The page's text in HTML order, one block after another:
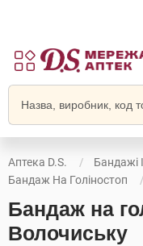
Аптека D.S.
Бандажі
Бандаж На Голіностоп
Бандаж на
Волочиську